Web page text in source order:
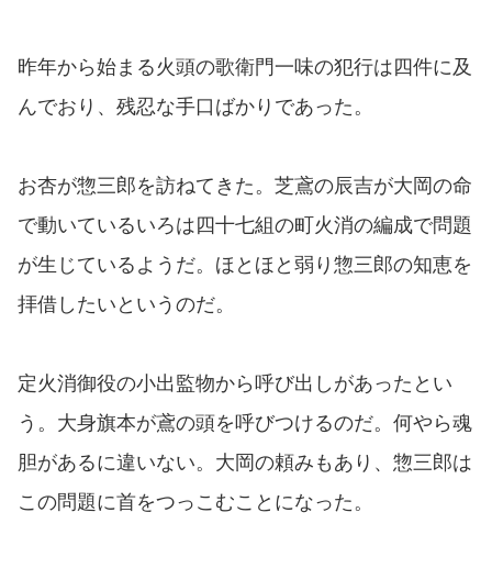
昨年から始まる火頭の歌衛門一味の犯行は四件に及
んでおり、残忍な手口ばかりであった。
お杏が惣三郎を訪ねてきた。芝鳶の辰吉が大岡の命
で動いているいろは四十七組の町火消の編成で問題
が生じているようだ。ほとほと弱り惣三郎の知恵を
拝借したいというのだ。
定火消御役の小出監物から呼び出しがあったとい
う。大身旗本が鳶の頭を呼びつけるのだ。何やら魂
胆があるに違いない。大岡の頼みもあり、惣三郎は
この問題に首をつっこむことになった。